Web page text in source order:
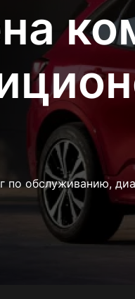
по обслуживанию,